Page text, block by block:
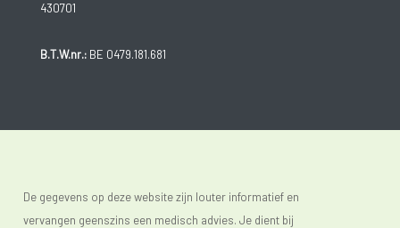
430701
B.T.W.nr.:BE 0479.181.681
De gegevens op deze website zijn louter informatief en
vervangen geenszins een medisch advies. Je dient bij